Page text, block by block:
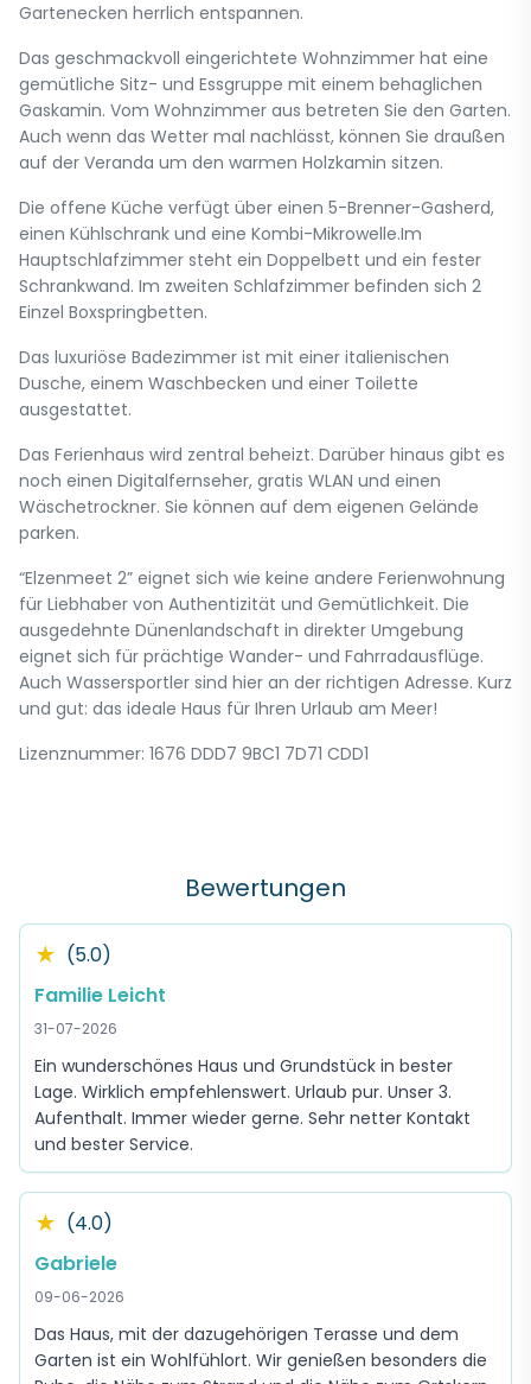
Gartenecken herrlich entspannen.
Das geschmackvoll eingerichtete Wohnzimmer hat eine
gemütliche Sitz- und Essgruppe mit einem behaglichen
Gaskamin. Vom Wohnzimmer aus betreten Sie den Garten.
Auch wenn das Wetter mal nachlässt, können Sie draußen
auf der Veranda um den warmen Holzkamin sitzen.
Die offene Küche verfügt über einen 5-Brenner-Gasherd,
einen Kühlschrank und eine Kombi-Mikrowelle.Im
Hauptschlafzimmer steht ein Doppelbett und ein fester
Schrankwand. Im zweiten Schlafzimmer befinden sich 2
Einzel Boxspringbetten.
Das luxuriöse Badezimmer ist mit einer italienischen
Dusche, einem Waschbecken und einer Toilette
ausgestattet.
Das Ferienhaus wird zentral beheizt. Darüber hinaus gibt es
noch einen Digitalfernseher, gratis WLAN und einen
Wäschetrockner. Sie können auf dem eigenen Gelände
parken.
“Elzenmeet 2” eignet sich wie keine andere Ferienwohnung
für Liebhaber von Authentizität und Gemütlichkeit. Die
ausgedehnte Dünenlandschaft in direkter Umgebung
eignet sich für prächtige Wander- und Fahrradausflüge.
Auch Wassersportler sind hier an der richtigen Adresse. Kurz
und gut: das ideale Haus für Ihren Urlaub am Meer!
Lizenznummer: 1676 DDD7 9BC1 7D71 CDD1
Bewertungen
★ (5.0)
Familie Leicht
31-07-2026
Ein wunderschönes Haus und Grundstück in bester
Lage. Wirklich empfehlenswert. Urlaub pur. Unser 3.
Aufenthalt. Immer wieder gerne. Sehr netter Kontakt
und bester Service.
★ (4.0)
Gabriele
09-06-2026
Das Haus, mit der dazugehörigen Terasse und dem
Garten ist ein Wohlfühlort. Wir genießen besonders die